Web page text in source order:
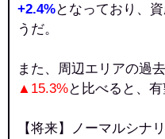
+2.4%となっており、
うだ。
また、周辺エリアの過
▲15.3%と比べると、
【将来】ノーマルシナ